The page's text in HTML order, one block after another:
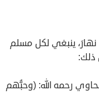
ينبغي لكل مسلم
ذلك:
رحمه الله: (وحبُّهم